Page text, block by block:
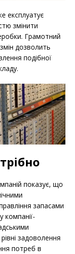
експлуатує
змінити
Грамотний
дозволить
подібної
показує, що
запасами
компанії-
задоволення
потреб в